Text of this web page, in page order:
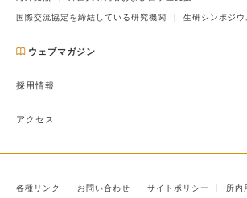
国際交流協定を締結している研究機関 生研シンポジウ
ウェブマガジン
採用情報
アクセス
各種リンク お問い合わせ サイトポリシー 所内